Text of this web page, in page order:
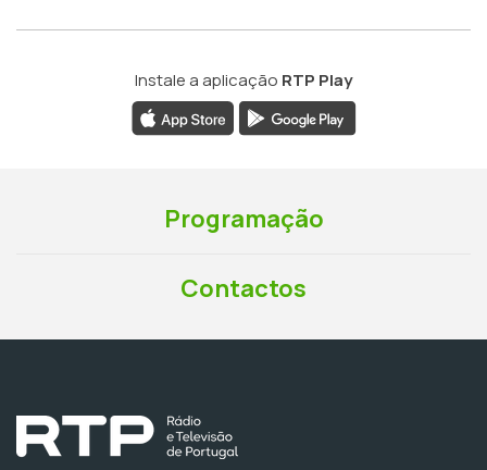
Instale a aplicação RTP Play
Programação
Contactos